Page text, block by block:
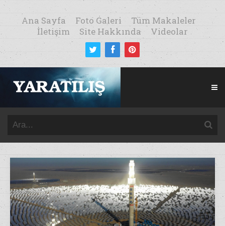
Ana Sayfa Foto Galeri
Tüm Makaleler
İletişim
Site Hakkında Videolar